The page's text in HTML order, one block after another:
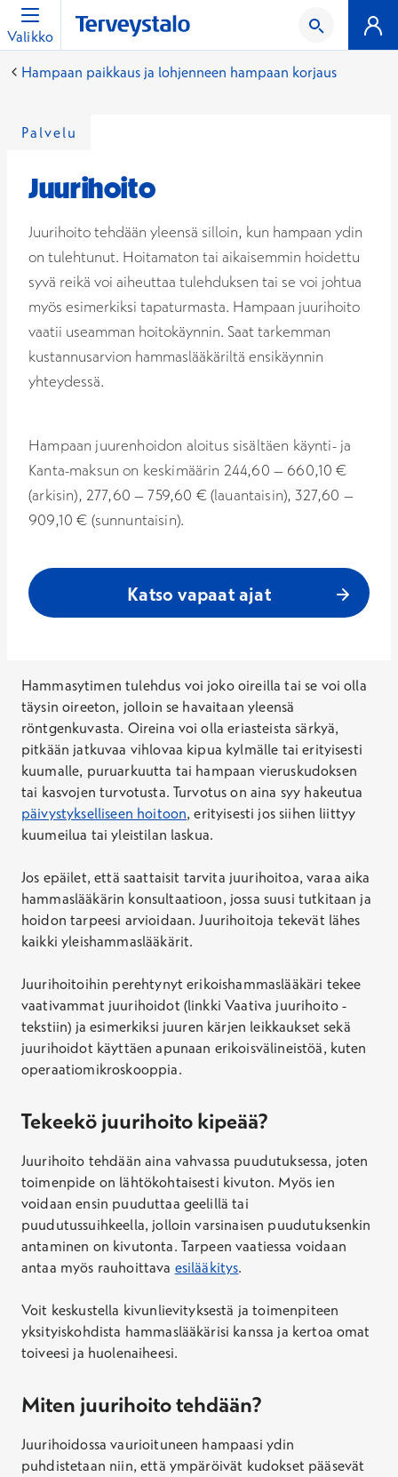
Valikko
Hampaan paikkaus ja lohjenneen hampaan korjaus
Palvelu
Juurihoito
Juurihoito tehdään yleensä silloin, kun hampaan ydin
on tulehtunut. Hoitamaton tai aikaisemmin hoidettu
syvä reikä voi aiheuttaa tulehduksen tai se voi johtua
myös esimerkiksi tapaturmasta. Hampaan juurihoito
vaatii useamman hoitokäynnin. Saat tarkemman
kustannusarvion hammaslääkäriltä ensikäynnin
yhteydessä.
Hampaan juurenhoidon aloitus sisältäen käynti- ja
Kanta-maksun on keskimäärin 244,60 – 660,10 €
(arkisin), 277,60 – 759,60 € (lauantaisin), 327,60 –
909,10 € (sunnuntaisin).
Katso vapaat ajat
Hammasytimen tulehdus voi joko oireilla tai se voi olla
täysin oireeton, jolloin se havaitaan yleensä
röntgenkuvasta. Oireina voi olla eriasteista särkyä,
pitkään jatkuvaa vihlovaa kipua kylmälle tai erityisesti
kuumalle, puruarkuutta tai hampaan vieruskudoksen
tai kasvojen turvotusta. Turvotus on aina syy hakeutua
päivystykselliseen hoitoon, erityisesti jos siihen liittyy
kuumeilua tai yleistilan laskua.
Jos epäilet, että saattaisit tarvita juurihoitoa, varaa aika
hammaslääkärin konsultaatioon, jossa suusi tutkitaan ja
hoidon tarpeesi arvioidaan. Juurihoitoja tekevät lähes
kaikki yleishammaslääkärit.
Juurihoitoihin perehtynyt erikoishammaslääkäri tekee
vaativammat juurihoidot (linkki Vaativa juurihoito -
tekstiin) ja esimerkiksi juuren kärjen leikkaukset sekä
juurihoidot käyttäen apunaan erikoisvälineistöä, kuten
operaatiomikroskooppia.
Tekeekö juurihoito kipeää?
Juurihoito tehdään aina vahvassa puudutuksessa, joten
toimenpide on lähtökohtaisesti kivuton. Myös ien
voidaan ensin puuduttaa geelillä tai
puudutussuihkeella, jolloin varsinaisen puudutuksenkin
antaminen on kivutonta. Tarpeen vaatiessa voidaan
antaa myös rauhoittava esilääkitys.
Voit keskustella kivunlievityksestä ja toimenpiteen
yksityiskohdista hammaslääkärisi kanssa ja kertoa omat
toiveesi ja huolenaiheesi.
Miten juurihoito tehdään?
Juurihoidossa vaurioituneen hampaasi ydin
puhdistetaan niin, että ympäröivät kudokset pääsevät